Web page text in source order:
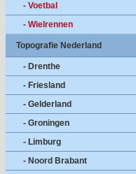
- Voetbal
- Wielrennen
Topografie Nederland
- Drenthe
- Friesland
- Gelderland
- Groningen
- Limburg
- Noord Brabant